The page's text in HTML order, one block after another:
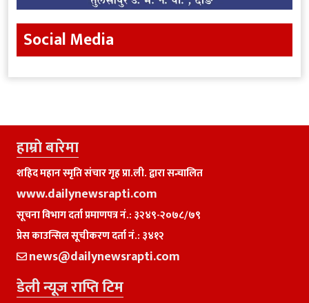
Social Media
हाम्राे बारेमा
शहिद महान स्मृति संचार गृह प्रा.ली. द्वारा सन्चालित
www.dailynewsrapti.com
सूचना विभाग दर्ता प्रमाणपत्र नं.: ३२४९-२०७८/७९
प्रेस काउन्सिल सूचीकरण दर्ता नं.: ३४१२
news@dailynewsrapti.com
डेली न्यूज राप्ति टिम